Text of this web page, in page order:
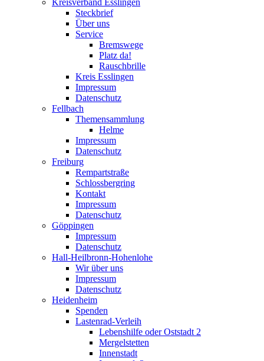
Kreisverband Esslingen
Steckbrief
Über uns
Service
Bremswege
Platz da!
Rauschbrille
Kreis Esslingen
Impressum
Datenschutz
Fellbach
Themensammlung
Helme
Impressum
Datenschutz
Freiburg
Rempartstraße
Schlossbergring
Kontakt
Impressum
Datenschutz
Göppingen
Impressum
Datenschutz
Hall-Heilbronn-Hohenlohe
Wir über uns
Impressum
Datenschutz
Heidenheim
Spenden
Lastenrad-Verleih
Lebenshilfe oder Oststadt 2
Mergelstetten
Innenstadt